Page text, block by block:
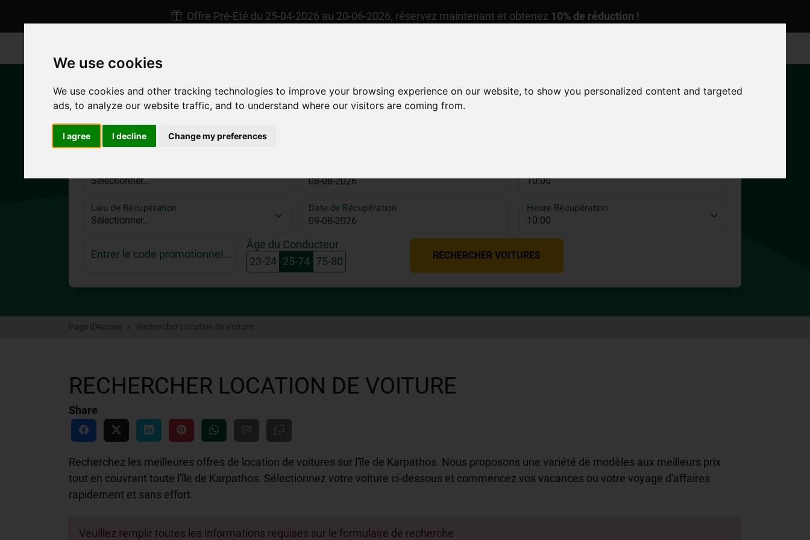
Offre Pré-Été du 25-04-2026 au 20-06-2026, réservez maintenant et obtenez 10% de réduction !
Réservation L' Entreprise Stations Flotte FAQ Blog Contacter
Lieu de Récupération Date de Récupération Heure Récupération
Entrer le code promotionnel...
Âge du Conducteur
23-24 25-74 75-80
RECHERCHER VOITURES
Page d'Accueil Rechercher Location de Voiture
RECHERCHER LOCATION DE VOITURE
Share
Recherchez les meilleures offres de location de voitures sur l'île de Karpathos. Nous proposons une variété de modèles aux meilleurs prix
tout en couvrant toute l'île de Karpathos. Sélectionnez votre voiture ci-dessous et commencez vos vacances ou votre voyage d'affaires
rapidement et sans effort.
Veuillez remplir toutes les informations requises sur le formulaire de recherche
We use cookies
We use cookies and other tracking technologies to improve your browsing experience on our website, to show you personalized content and targeted
ads, to analyze our website traffic, and to understand where our visitors are coming from.
I agree I decline Change my preferences